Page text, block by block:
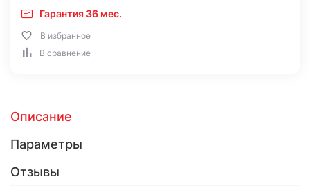
Гарантия 36 мес.
В избранное
В сравнение
Описание
Параметры
Отзывы